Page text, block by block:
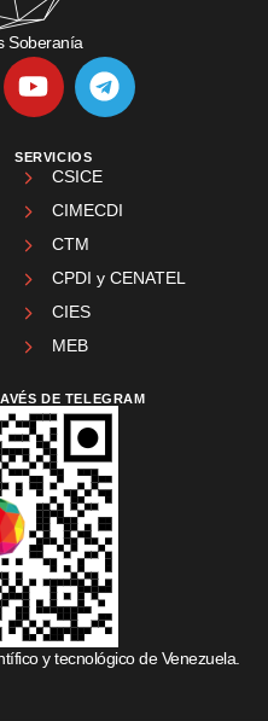
Soberanía
SERVICIOS
CSICE
CIMECDI
CTM
CPDI y CENATEL
CIES
MEB
DE TELEGRAM
y tecnológico de Venezuela.